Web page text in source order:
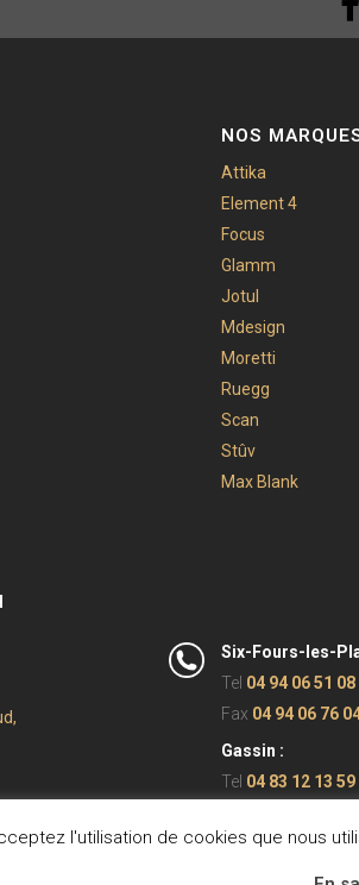
NOS
Attika
Element 4
Focus
Glamm
Jotul
Mdesign
Moretti
Ruegg
Scan
Stûv
Max Blank
Six-Fours-les-
Tel 04 94 06 51 08
Fax 04 94 06 76
Gassin :
Tel 04 83 12 13 59
l'utilisation de cookies que nous